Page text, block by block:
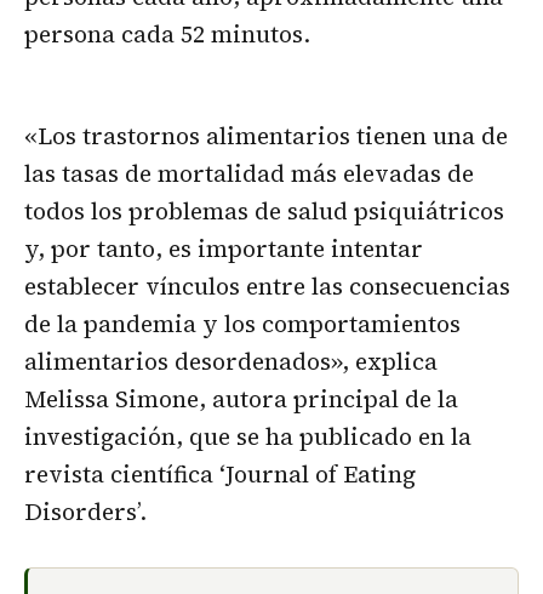
persona cada 52 minutos.
«Los trastornos alimentarios tienen una de
las tasas de mortalidad más elevadas de
todos los problemas de salud psiquiátricos
y, por tanto, es importante intentar
establecer vínculos entre las consecuencias
de la pandemia y los comportamientos
alimentarios desordenados», explica
Melissa Simone, autora principal de la
investigación, que se ha publicado en la
revista científica ‘Journal of Eating
Disorders’.